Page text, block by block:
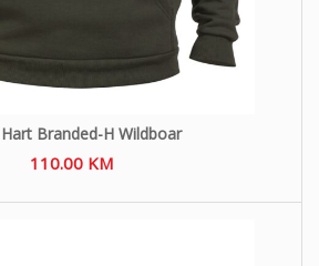
Branded-H Wildboar
110.00 KM